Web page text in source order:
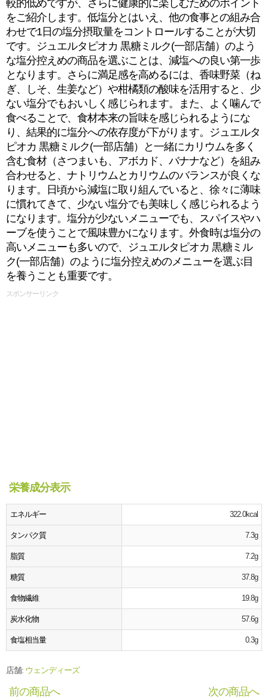
較的低めですが、さらに健康的に楽しむためのポイント
をご紹介します。低塩分とはいえ、他の食事との組み合
わせで1日の塩分摂取量をコントロールすることが大切
です。ジュエルタピオカ 黒糖ミルク(一部店舗）のよう
な塩分控えめの商品を選ぶことは、減塩への良い第一歩
となります。さらに満足感を高めるには、香味野菜（ね
ぎ、しそ、生姜など）や柑橘類の酸味を活用すると、少
ない塩分でもおいしく感じられます。また、よく噛んで
食べることで、食材本来の旨味を感じられるようにな
り、結果的に塩分への依存度が下がります。ジュエルタ
ピオカ 黒糖ミルク(一部店舗）と一緒にカリウムを多く
含む食材（さつまいも、アボカド、バナナなど）を組み
合わせると、ナトリウムとカリウムのバランスが良くな
ります。日頃から減塩に取り組んでいると、徐々に薄味
に慣れてきて、少ない塩分でも美味しく感じられるよう
になります。塩分が少ないメニューでも、スパイスやハ
ーブを使うことで風味豊かになります。外食時は塩分の
高いメニューも多いので、ジュエルタピオカ 黒糖ミル
ク(一部店舗）のように塩分控えめのメニューを選ぶ目
を養うことも重要です。
スポンサーリンク
栄養成分表示
エネルギー 322.0kcal
タンパク質 7.3g
脂質 7.2g
糖質 37.8g
食物繊維 19.8g
炭水化物 57.6g
食塩相当量 0.3g
店舗: ウェンディーズ
前の商品へ
次の商品へ